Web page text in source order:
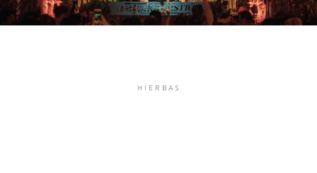
HIERBAS